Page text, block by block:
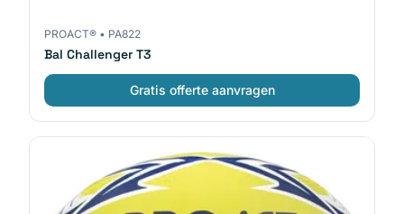
PROACT® • PA822
Bal Challenger T3
Gratis offerte aanvragen